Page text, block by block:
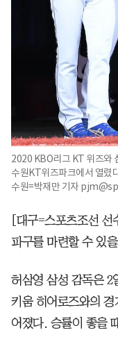
2020 KBO리그 KT 위즈와
수원KT위즈파크에서 열렸
수원=박재만 기자
[대구=스포츠조선
파구를 마련할 수 있
허삼영 삼성 감독은 2
키움 히어로즈와의
어졌다. 승률이 좋을